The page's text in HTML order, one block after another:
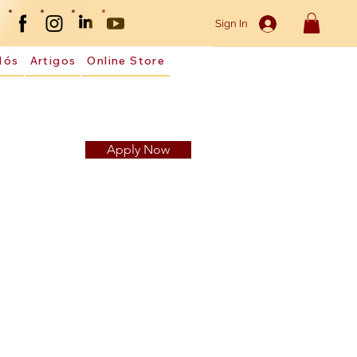
Sign In
Artigos Online Store
Apply Now